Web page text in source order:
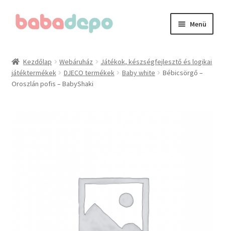
Ugrás
Kilépés
Menü
A fiókom
Kezdőlap Webáruház
Játékok, készségfejlesztő és logikai
játéktermékek
DJECO termékek Baby white
Bébicsörgő –
Oroszlán pofis – BabyShaki